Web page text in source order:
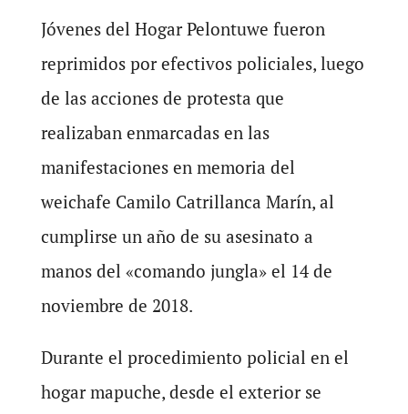
Jóvenes del Hogar Pelontuwe fueron
reprimidos por efectivos policiales, luego
de las acciones de protesta que
realizaban enmarcadas en las
manifestaciones en memoria del
weichafe Camilo Catrillanca Marín, al
cumplirse un año de su asesinato a
manos del «comando jungla» el 14 de
noviembre de 2018.
Durante el procedimiento policial en el
hogar mapuche, desde el exterior se